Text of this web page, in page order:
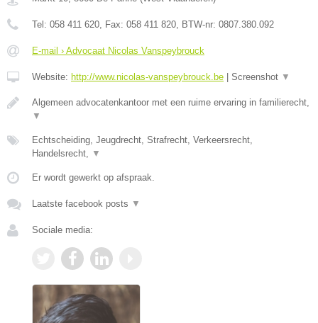
Tel: 058 411 620 , Fax: 058 411 820 , BTW-nr: 0807.380.092
E-mail › Advocaat Nicolas Vanspeybrouck
Website: http://www.nicolas-vanspeybrouck.be Screenshot ▼
Algemeen advocatenkantoor met een ruime ervaring in familierecht,
▼
Echtscheiding, Jeugdrecht, Strafrecht, Verkeersrecht,
Handelsrecht,
▼
Er wordt gewerkt op afspraak.
Laatste facebook posts ▼
Sociale media: